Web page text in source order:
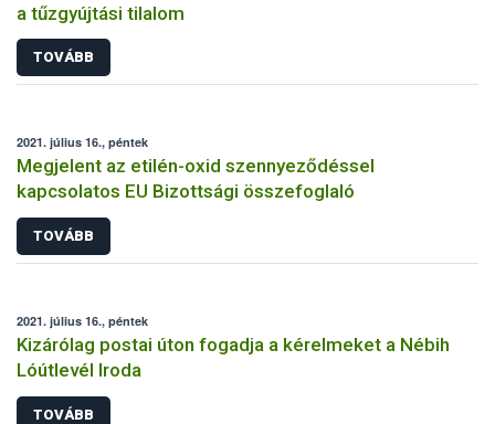
a tűzgyújtási tilalom
TOVÁBB
2021. július 16., péntek
Megjelent az etilén-oxid szennyeződéssel
kapcsolatos EU Bizottsági összefoglaló
TOVÁBB
2021. július 16., péntek
Kizárólag postai úton fogadja a kérelmeket a Nébih
Lóútlevél Iroda
TOVÁBB